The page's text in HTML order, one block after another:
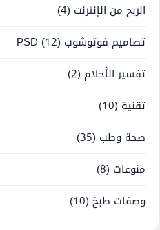
الربح من الإنترنت (4)
تصاميم فوتوشوب PSD (12)
تفسير الأحلام (2)
تقنية (10)
صحة وطب (35)
منوعات (8)
وصفات طبخ (10)